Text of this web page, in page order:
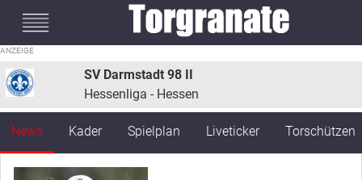
SV Darmstadt 98 II
Hessenliga - Hessen
News Kader Spielplan Liveticker Torschützen